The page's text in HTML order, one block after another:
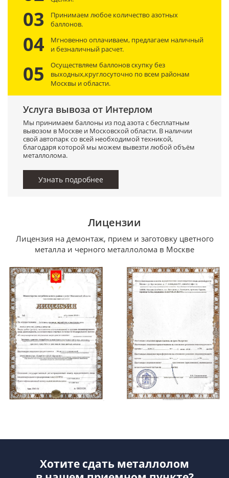
03
Принимаем любое количество азотных
баллонов.
04
Мгновенно оплачиваем, предлагаем наличный
и безналичный расчет.
05
Осуществляем баллонов скупку без
выходных,круглосуточно по всем районам
Москвы и области.
Услуга вывоза от Интерлом
Мы принимаем баллоны из под азота с бесплатным
вывозом в Москве и Московской области. В наличии
свой автопарк со всей необходимой техникой,
благодаря которой мы можем вывезти любой объём
металлолома.
Узнать подробнее
Лицензии
Лицензия на демонтаж, прием и заготовку цветного
металла и черного металлолома в Москве
Хотите сдать металлолом